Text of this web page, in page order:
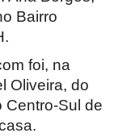
Bairro
foi, na
Oliveira, do
Centro-Sul de